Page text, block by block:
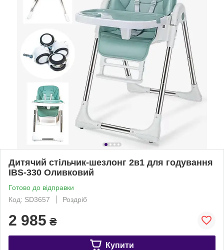
Дитячий стільчик-шезлонг 2в1 для годування
IBS-330 Оливковий
Готово до відправки
Код: SD3657
Роздріб
2 985 ₴
Купити